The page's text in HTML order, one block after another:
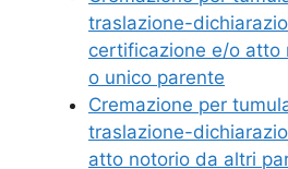
traslazione-
certificazione e/o atto
o unico parente
Cremazione per
traslazione-
atto notorio da altri